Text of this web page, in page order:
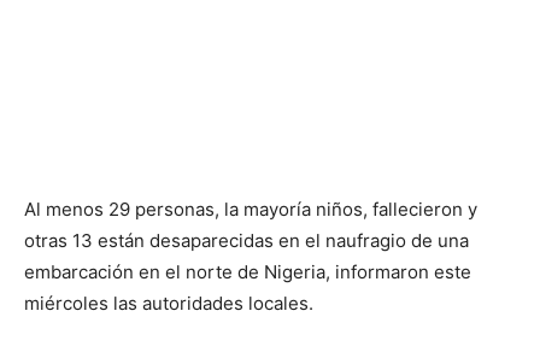
Al menos 29 personas, la mayoría niños, fallecieron y
otras 13 están desaparecidas en el naufragio de una
embarcación en el norte de Nigeria, informaron este
miércoles las autoridades locales.